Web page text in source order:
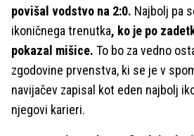
povišal vodstvo na 2:0. Najbolj pa
ikoničnega trenutka, ko je po
pokazal mišice. To bo za vedno
zgodovine prvenstva, ki se je v
navijačev zapisal kot eden najbolj
njegovi karieri.